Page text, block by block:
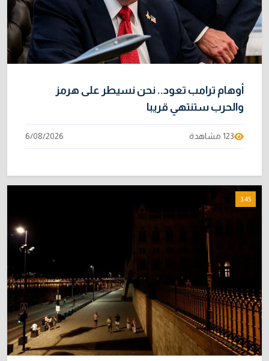
أوهام ترامب تعود.. نحن نسيطر على هرمز
والحرب ستنتهي قريبا
123 مشاهدة 6/08/2026
3:45